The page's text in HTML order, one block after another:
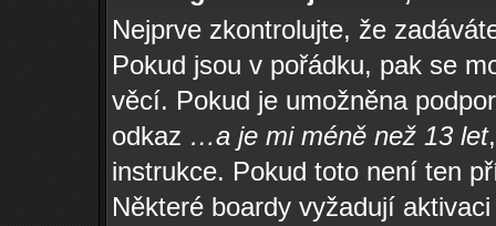
Nejprve zkontrolujte, že
Pokud jsou v pořádku, pak se
věcí. Pokud je umožněna
odkaz …a je mi méně než 13 let
instrukce. Pokud toto není ten
Některé boardy vyžadují